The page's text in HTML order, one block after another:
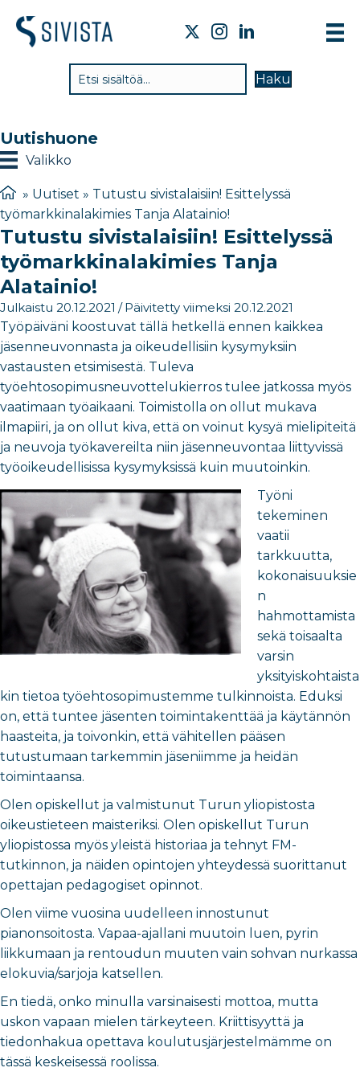
Haku
Uutishuone
Valikko
» Uutiset » Tutustu sivistalaisiin! Esittelyssä
työmarkkinalakimies Tanja Alatainio!
Tutustu sivistalaisiin! Esittelyssä
työmarkkinalakimies Tanja
Alatainio!
Julkaistu 20.12.2021 / Päivitetty viimeksi 20.12.2021
Työpäiväni koostuvat tällä hetkellä ennen kaikkea
jäsenneuvonnasta ja oikeudellisiin kysymyksiin
vastausten etsimisestä. Tuleva
työehtosopimusneuvottelukierros tulee jatkossa myös
vaatimaan työaikaani. Toimistolla on ollut mukava
ilmapiiri, ja on ollut kiva, että on voinut kysyä mielipiteitä
ja neuvoja työkavereilta niin jäsenneuvontaa liittyvissä
työoikeudellisissa kysymyksissä kuin muutoinkin.
Työni
tekeminen
vaatii
tarkkuutta,
kokonaisuuksie
n
hahmottamista
sekä toisaalta
varsin
yksityiskohtaista
kin tietoa työehtosopimustemme tulkinnoista. Eduksi
on, että tuntee jäsenten toimintakenttää ja käytännön
haasteita, ja toivonkin, että vähitellen pääsen
tutustumaan tarkemmin jäseniimme ja heidän
toimintaansa.
Olen opiskellut ja valmistunut Turun yliopistosta
oikeustieteen maisteriksi. Olen opiskellut Turun
yliopistossa myös yleistä historiaa ja tehnyt FM-
tutkinnon, ja näiden opintojen yhteydessä suorittanut
opettajan pedagogiset opinnot.
Olen viime vuosina uudelleen innostunut
pianonsoitosta. Vapaa-ajallani muutoin luen, pyrin
liikkumaan ja rentoudun muuten vain sohvan nurkassa
elokuvia/sarjoja katsellen.
En tiedä, onko minulla varsinaisesti mottoa, mutta
uskon vapaan mielen tärkeyteen. Kriittisyyttä ja
tiedonhakua opettava koulutusjärjestelmämme on
tässä keskeisessä roolissa.